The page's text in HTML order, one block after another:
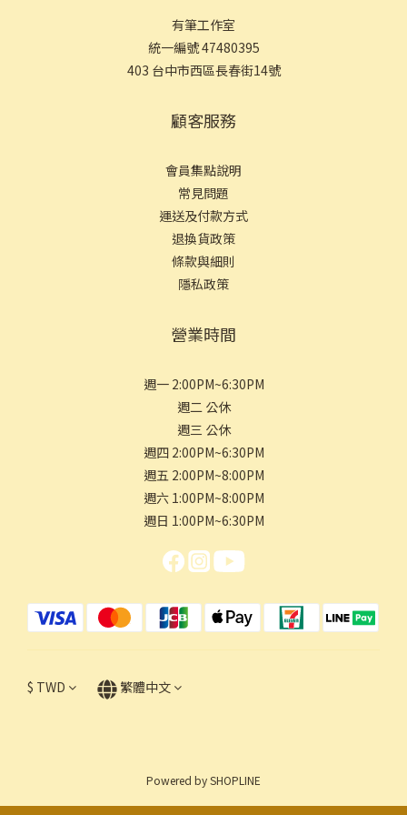
有筆工作室
統一編號 47480395
403 台中市西區長春街14號
顧客服務
會員集點說明
常見問題
運送及付款方式
退換貨政策
條款與細則
隱私政策
營業時間
週一 2:00PM~6:30PM
週二 公休
週三 公休
週四 2:00PM~6:30PM
週五 2:00PM~8:00PM
週六 1:00PM~8:00PM
週日 1:00PM~6:30PM
$ TWD 繁體中文
Powered by SHOPLINE